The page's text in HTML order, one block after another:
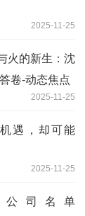
2025-11-25
火的新生：沈
卷-动态焦点
2025-11-25
遇，却可能
2025-11-25
司名单